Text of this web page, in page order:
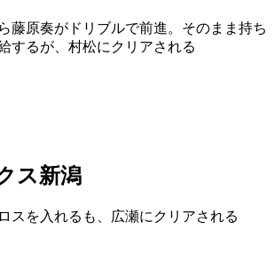
原奏がドリブルで前進。そのまま持ち
するが、村松にクリアされる
ス新潟
を入れるも、広瀬にクリアされる